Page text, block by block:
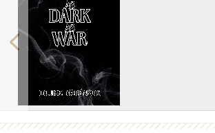
Previous